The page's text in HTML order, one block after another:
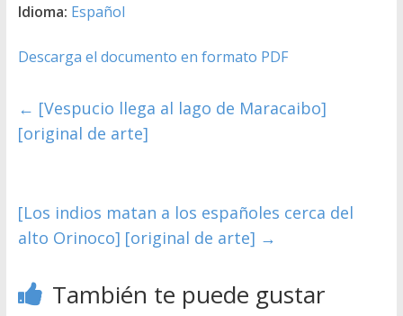
Idioma: Español
Descarga el documento en formato PDF
← [Vespucio llega al lago de Maracaibo]
[original de arte]
[Los indios matan a los españoles cerca del
alto Orinoco] [original de arte] →
También te puede gustar